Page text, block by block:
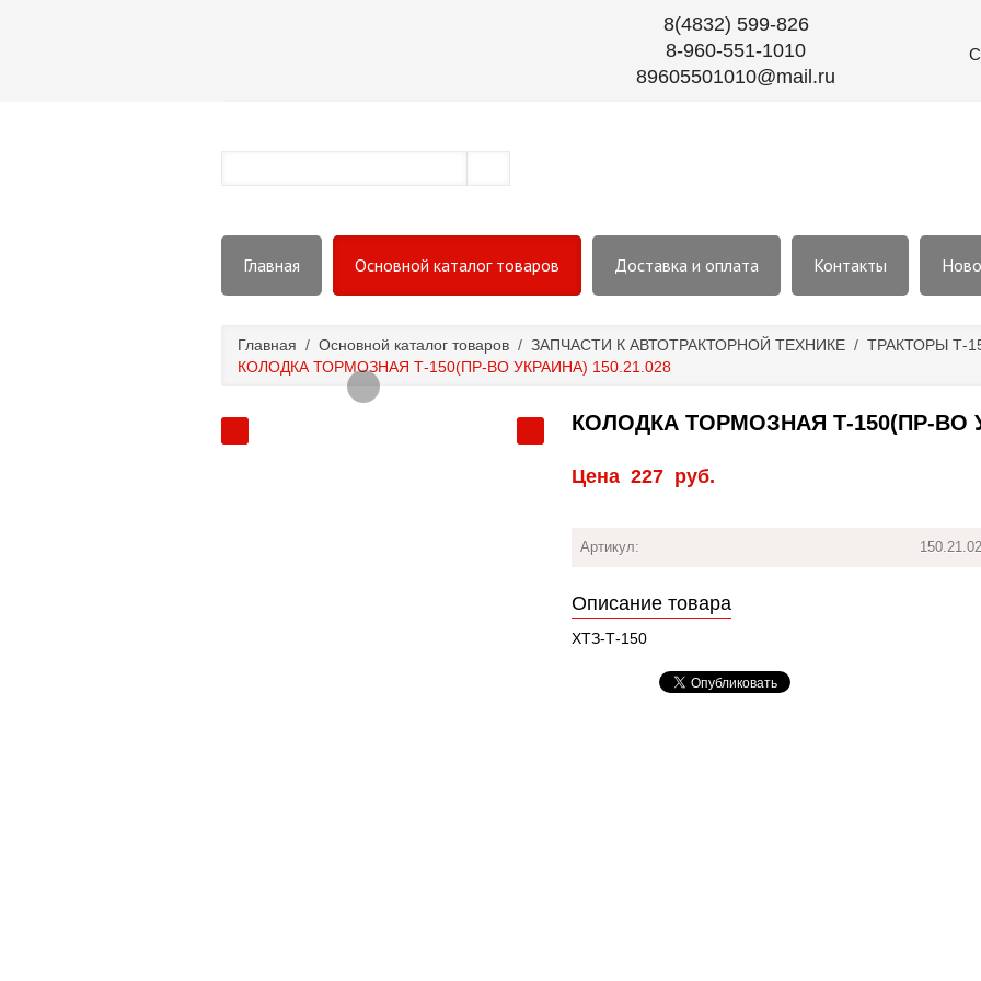
8(4832) 599-826
8-960-551-1010
89605501010@mail.ru
Главная Основной каталог товаров Доставка и оплата Контакты
Главная / Основной каталог товаров / ЗАПЧАСТИ К АВТОТРАКТОРНОЙ ТЕХНИКЕ / ТРАКТОРЫ Т-
КОЛОДКА ТОРМОЗНАЯ Т-150(ПР-ВО УКРАИНА) 150.21.028
КОЛОДКА ТОРМОЗНАЯ Т-150(ПР-ВО
Цена 227 руб.
Артикул:
Описание товара
ХТЗ-Т-150